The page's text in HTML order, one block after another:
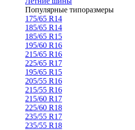
Популярные типоразмеры
175/65 R14
185/65 R14
185/65 R15
195/60 R16
215/65 R16
225/65 R17
195/65 R15
205/55 R16
215/55 R16
215/60 R17
225/60 R18
235/55 R17
235/55 R18